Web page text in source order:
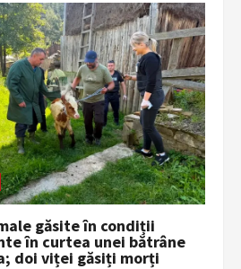
găsite în condiții
în curtea unei bătrâne
doi viței găsiți morți